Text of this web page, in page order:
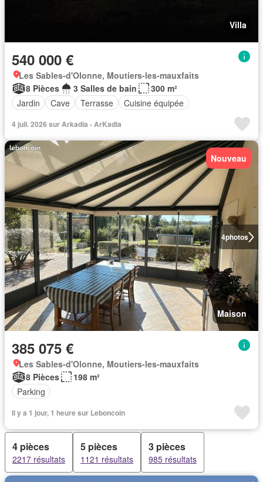
Villa
540 000 €
Les Sables-d'Olonne, Moutiers-les-mauxfaits
8 Pièces
3 Salles de bain
300 m²
Jardin
Cave Terrasse Cuisine équipée
4 juil. 2026 sur Arkadia - ArKadia
4photos
Nouveau
Maison
385 075 €
Les Sables-d'Olonne, Moutiers-les-mauxfaits
8 Pièces
198 m²
Parking
Il y a 1 jour, 1 heure sur Leboncoin
4 pièces
2217 résultats
5 pièces
1121 résultats
3 pièces
985 résultats